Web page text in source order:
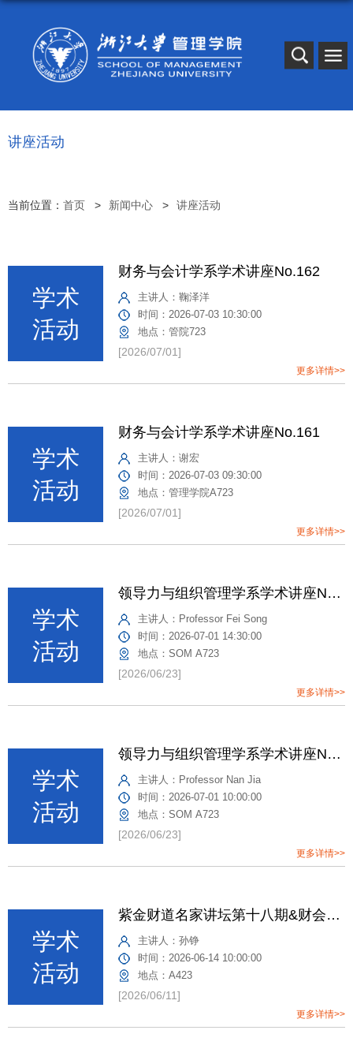
讲座活动
当前位置： 首页 新闻中心 讲座活动
财务与会计学系学术讲座No.162
主讲人： 鞠泽洋
时间： 2026-07-03 10:30:00
地点： 管院723
[2026/07/01]
更多详情>>
财务与会计学系学术讲座No.161
主讲人： 谢宏
时间： 2026-07-03 09:30:00
地点： 管理学院A723
[2026/07/01]
更多详情>>
领导力与组织管理学系学术讲座No. 109: Fei Song, Toronto Metropolitan University
主讲人： Professor Fei Song
时间： 2026-07-01 14:30:00
地点： SOM A723
[2026/06/23]
更多详情>>
领导力与组织管理学系学术讲座No. 108：Nan Jia, USC Marshall School of Business
主讲人： Professor Nan Jia
时间： 2026-07-01 10:00:00
地点： SOM A723
[2026/06/23]
更多详情>>
紫金财道名家讲坛第十八期&财会系学术讲座No.160
主讲人： 孙铮
时间： 2026-06-14 10:00:00
地点： A423
[2026/06/11]
更多详情>>